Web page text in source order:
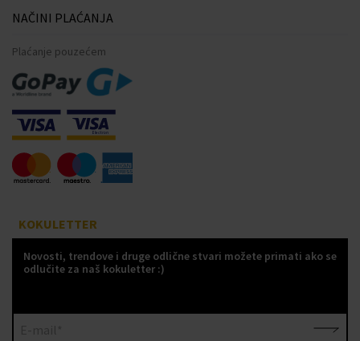
NAČINI PLAĆANJA
Plaćanje pouzećem
KOKULETTER
Novosti, trendove i druge odlične stvari možete primati ako se
odlučite za naš kokuletter :)